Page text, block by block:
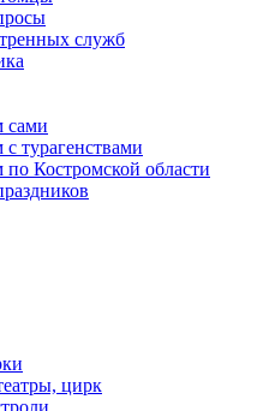
служб
сами
турагенствами
Костромской области
цирк